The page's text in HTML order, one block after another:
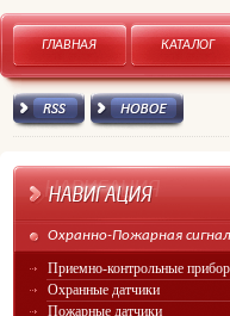
ГЛАВНАЯ КАТАЛОГ
RSS канал Новое
Охранно-Пожарная
Приемно-контрольные
Охранные датчики
Пожарные датчики